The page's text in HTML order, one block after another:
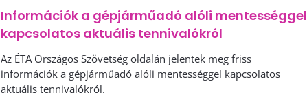
Információk a gépjárműadó alóli mentességgel
kapcsolatos aktuális tennivalókról
Az ÉTA Országos Szövetség oldalán jelentek meg friss
információk a gépjárműadó alóli mentességgel kapcsolatos
aktuális tennivalókról.